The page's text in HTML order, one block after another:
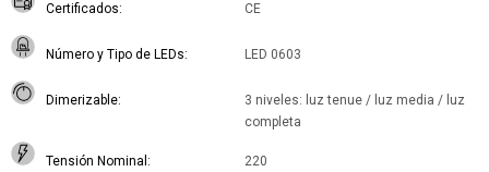
Certificados CE
Número y Tipo de LEDs LED 0603
Dimerizable
3 niveles: luz tenue / luz media / luz
completa
Tensión Nominal 220